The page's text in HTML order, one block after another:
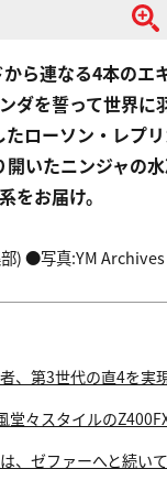
ら連なる4本の
ダを誓って世界
ローソン・レプ
開いたニンジャの
をお届け。
) ●写真:YM Archives
、第3世代の直4を実
堂々スタイルの
、ゼファーへと続い